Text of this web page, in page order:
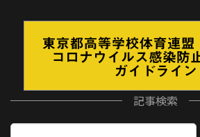
記事検索